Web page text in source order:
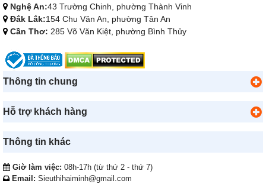
Nghệ An:43 Trường Chinh, phường Thành Vinh
Đắk Lắk:154 Chu Văn An, phường Tân An
Cần Thơ: 285 Võ Văn Kiệt, phường Bình Thủy
Thông tin chung
Hỗ trợ khách hàng
Thông tin khác
Giờ làm việc: 08h-17h (từ thứ 2 - thứ 7)
Email: Sieuthihaiminh@gmail.com